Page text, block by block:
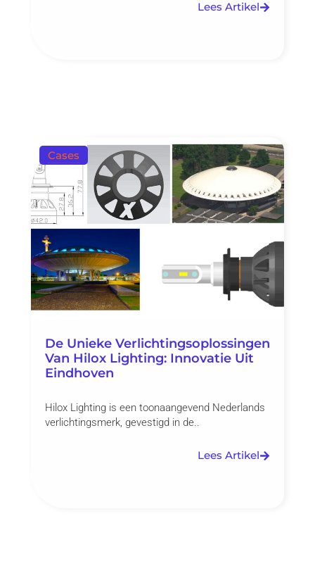
Lees Artikel
Cases
De Unieke Verlichtingsoplossingen
Van Hilox Lighting: Innovatie Uit
Eindhoven
Hilox Lighting is een toonaangevend Nederlands
verlichtingsmerk, gevestigd in de..
Lees Artikel